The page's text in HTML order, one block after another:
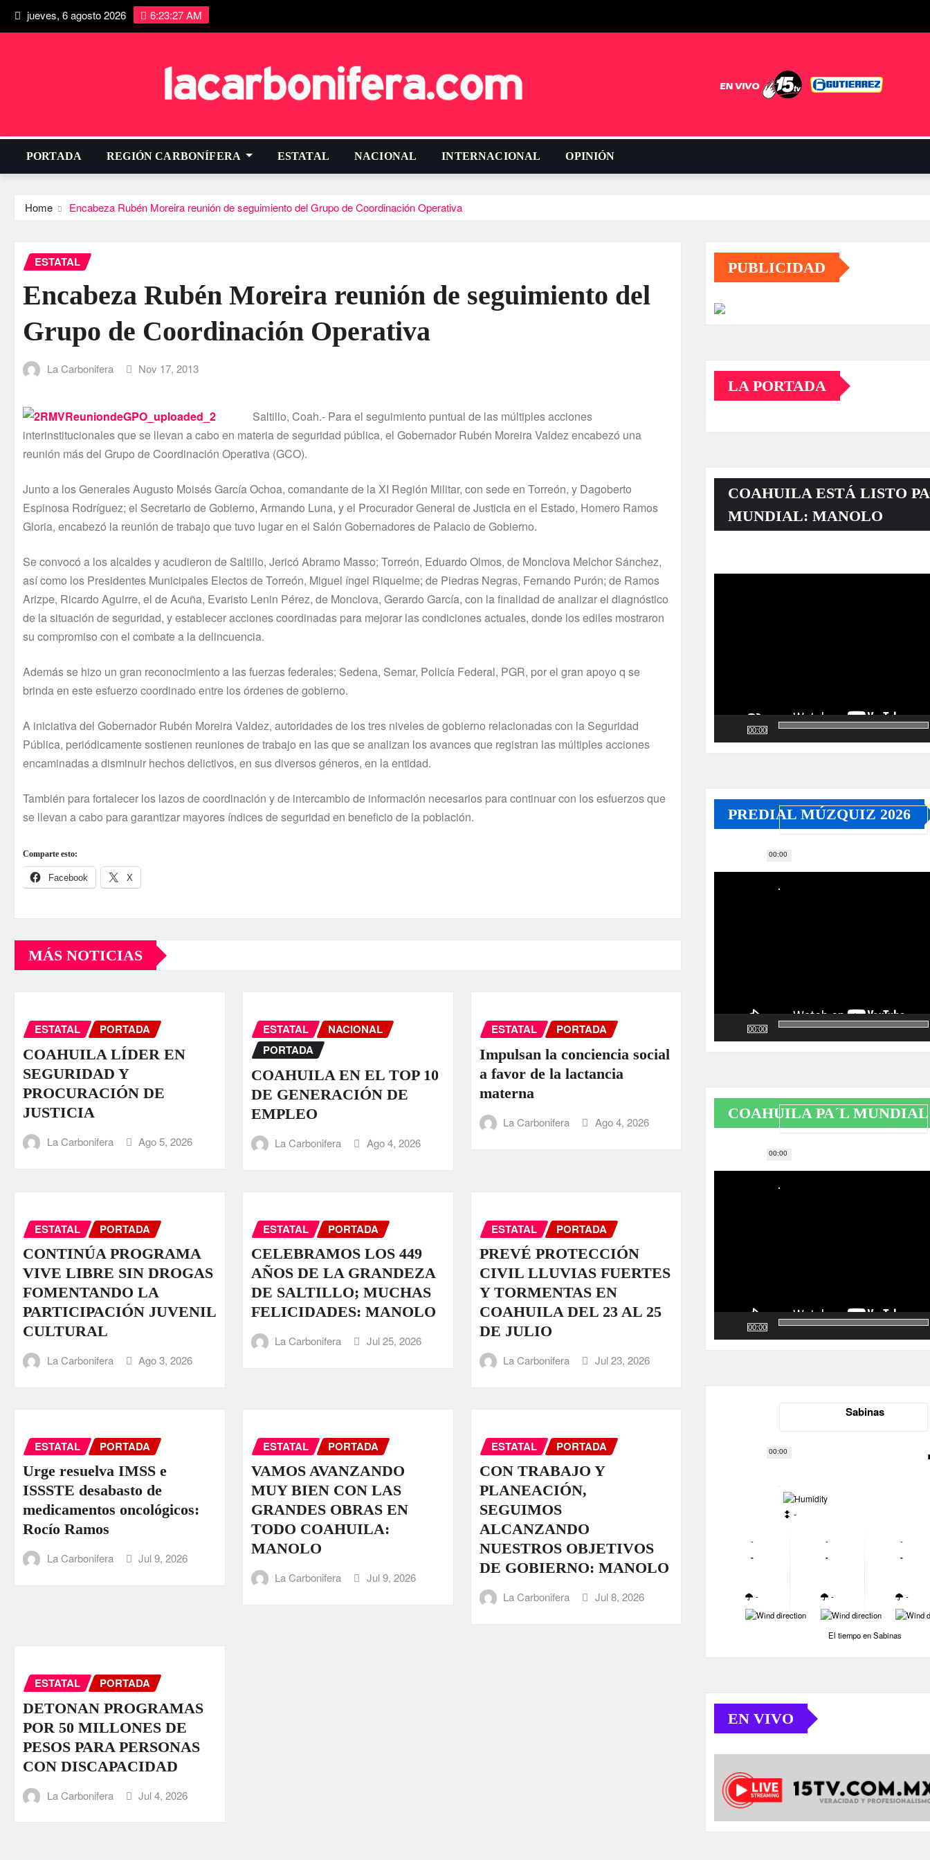
jueves, 6 agosto 2026 6:23:28 AM
PORTADA REGIÓN CARBONÍFERA ESTATAL NACIONAL INTERNACIONAL OPINIÓN
Home Encabeza Rubén Moreira reunión de seguimiento del Grupo de Coordinación Operativa
ESTATAL
Encabeza Rubén Moreira reunión de seguimiento del
Grupo de Coordinación Operativa
La Carbonifera Nov 17, 2013
Saltillo, Coah.- Para el seguimiento puntual de las múltiples acciones
interinstitucionales que se llevan a cabo en materia de seguridad pública, el Gobernador Rubén Moreira Valdez encabezó una
reunión más del Grupo de Coordinación Operativa (GCO).
Junto a los Generales Augusto Moisés Garcí­a Ochoa, comandante de la XI Región Militar, con sede en Torreón, y Dagoberto
Espinosa Rodrí­guez; el Secretario de Gobierno, Armando Luna, y el Procurador General de Justicia en el Estado, Homero Ramos
Gloria, encabezó la reunión de trabajo que tuvo lugar en el Salón Gobernadores de Palacio de Gobierno.
Se convocó a los alcaldes y acudieron de Saltillo, Jericó Abramo Masso; Torreón, Eduardo Olmos, de Monclova Melchor Sánchez,
así­ como los Presidentes Municipales Electos de Torreón, Miguel íngel Riquelme; de Piedras Negras, Fernando Purón; de Ramos
Arizpe, Ricardo Aguirre, el de Acuña, Evaristo Lenin Pérez, de Monclova, Gerardo Garcí­a, con la finalidad de analizar el diagnóstico
de la situación de seguridad, y establecer acciones coordinadas para mejorar las condiciones actuales, donde los ediles mostraron
su compromiso con el combate a la delincuencia.
Además se hizo un gran reconocimiento a las fuerzas federales; Sedena, Semar, Policí­a Federal, PGR, por el gran apoyo q se
brinda en este esfuerzo coordinado entre los órdenes de gobierno.
A iniciativa del Gobernador Rubén Moreira Valdez, autoridades de los tres niveles de gobierno relacionadas con la Seguridad
Pública, periódicamente sostienen reuniones de trabajo en las que se analizan los avances que registran las múltiples acciones
encaminadas a disminuir hechos delictivos, en sus diversos géneros, en la entidad.
También para fortalecer los lazos de coordinación y de intercambio de información necesarios para continuar con los esfuerzos que
se llevan a cabo para garantizar mayores í­ndices de seguridad en beneficio de la población.
Comparte esto:
Facebook X
MÁS NOTICIAS
ESTATAL PORTADA
COAHUILA LÍDER EN
SEGURIDAD Y
PROCURACIÓN DE
JUSTICIA
La Carbonifera Ago 5, 2026
ESTATAL
NACIONAL
PORTADA
COAHUILA EN EL TOP 10
DE GENERACIÓN DE
EMPLEO
La Carbonifera Ago 4, 2026
ESTATAL PORTADA
Impulsan la conciencia social
a favor de la lactancia
materna
La Carbonifera Ago 4, 2026
ESTATAL PORTADA
CONTINÚA PROGRAMA
VIVE LIBRE SIN DROGAS
FOMENTANDO LA
PARTICIPACIÓN JUVENIL
CULTURAL
La Carbonifera Ago 3, 2026
ESTATAL PORTADA
CELEBRAMOS LOS 449
AÑOS DE LA GRANDEZA
DE SALTILLO; MUCHAS
FELICIDADES: MANOLO
La Carbonifera Jul 25, 2026
ESTATAL PORTADA
PREVÉ PROTECCIÓN
CIVIL LLUVIAS FUERTES
Y TORMENTAS EN
COAHUILA DEL 23 AL 25
DE JULIO
La Carbonifera Jul 23, 2026
ESTATAL PORTADA
Urge resuelva IMSS e
ISSSTE desabasto de
medicamentos oncológicos:
Rocío Ramos
La Carbonifera Jul 9, 2026
ESTATAL PORTADA
VAMOS AVANZANDO
MUY BIEN CON LAS
GRANDES OBRAS EN
TODO COAHUILA:
MANOLO
La Carbonifera Jul 9, 2026
ESTATAL PORTADA
CON TRABAJO Y
PLANEACIÓN,
SEGUIMOS
ALCANZANDO
NUESTROS OBJETIVOS
DE GOBIERNO: MANOLO
La Carbonifera Jul 8, 2026
ESTATAL PORTADA
DETONAN PROGRAMAS
POR 50 MILLONES DE
PESOS PARA PERSONAS
CON DISCAPACIDAD
La Carbonifera Jul 4, 2026
PUBLICIDAD
LA PORTADA
COAHUILA ESTÁ LISTO
MUNDIAL: MANOLO
00:00
00:00
PREDIAL MÚZQUIZ 2026
Reproductor
00:00
00:00
COAHUILA PA´L MUNDIAL
Reproductor
00:00
00:00
Sabinas
-
-
-
-
-
-
-
-
-
-
-
-
-
-
El tiempo en Sabinas
EN VIVO